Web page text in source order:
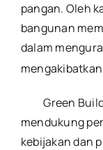
pangan. Oleh
bangunan
dalam
Green
mendukung
kebijakan dan